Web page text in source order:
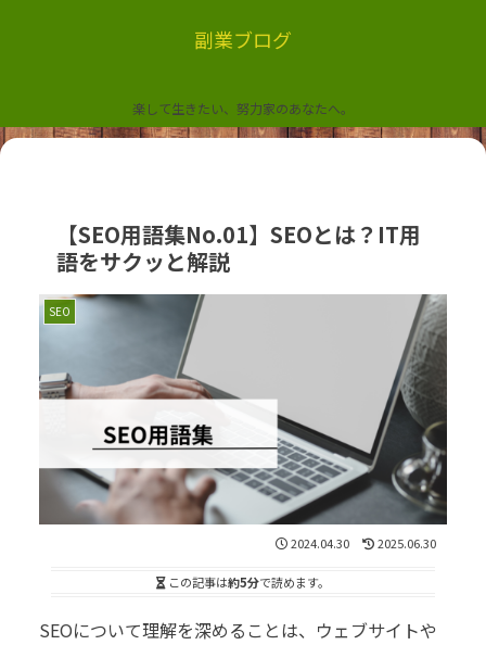
副業ブログ
楽して生きたい、努力家のあなたへ。
【SEO用語集No.01】SEOとは？IT用
語をサクッと解説
SEO
2024.04.30 2025.06.30
この記事は約5分で読めます。
SEOについて理解を深めることは、ウェブサイトや